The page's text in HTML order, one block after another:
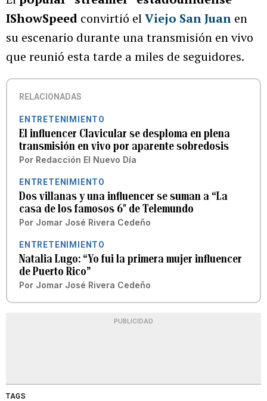
IShowSpeed convirtió elViejo San Juan en
su escenario durante una transmisión en vivo
que reunió esta tarde a miles de seguidores.
RELACIONADAS
ENTRETENIMIENTO
El influencer Clavicular se desploma en plena
transmisión en vivo por aparente sobredosis
Por Redacción El Nuevo Día
ENTRETENIMIENTO
Dos villanas y una influencer se suman a “La
casa de los famosos 6″ de Telemundo
Por Jomar José Rivera Cedeño
ENTRETENIMIENTO
Natalia Lugo: “Yo fui la primera mujer influencer
de Puerto Rico”
Por Jomar José Rivera Cedeño
PUBLICIDAD
TAGS